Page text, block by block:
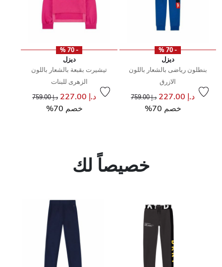
- 70 %
ديزل
بنطلون رياضى بالشعار باللون
الازرق
د.إ 227.00 سعر مخفض من د.إ 759.00 إلى
خصم 70%
- 70 %
ديزل
تيشيرت بقبعة بالشعار باللون
الزهرى للبنات
د.إ 227.00 سعر مخفض من د.إ 759.00 إلى
خصم 70%
خصيصاً لك